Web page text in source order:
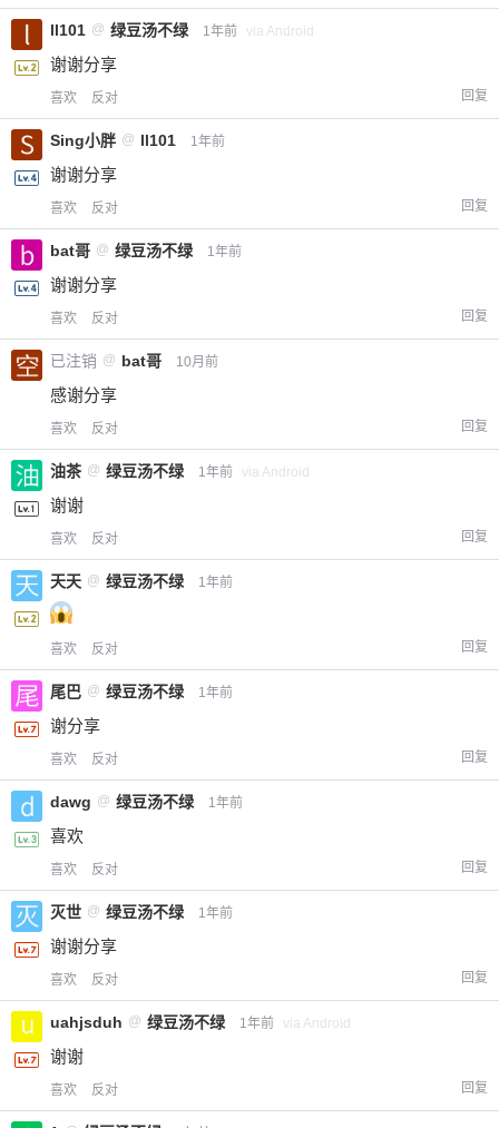
ll101 @ 绿豆汤不绿 1年前 via Android
谢谢分享
喜欢 反对 回复
Sing小胖 @ ll101 1年前
谢谢分享
喜欢 反对 回复
bat哥 @ 绿豆汤不绿 1年前
谢谢分享
喜欢 反对 回复
已注销 @ bat哥 10月前
感谢分享
喜欢 反对 回复
油茶 @ 绿豆汤不绿 1年前 via Android
谢谢
喜欢 反对 回复
天天 @ 绿豆汤不绿 1年前
喜欢 反对 回复
尾巴 @ 绿豆汤不绿 1年前
谢分享
喜欢 反对 回复
dawg @ 绿豆汤不绿 1年前
喜欢
喜欢 反对 回复
灭世 @ 绿豆汤不绿 1年前
谢谢分享
喜欢 反对 回复
uahjsduh @ 绿豆汤不绿 1年前 via Android
谢谢
喜欢 反对 回复